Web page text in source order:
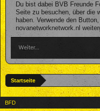
Du bist dabei BVB Freunde
Seite zu besuchen, über die
haben. Verwende den
novanetworknetwork.nl
Weiter...
Startseite
BFD